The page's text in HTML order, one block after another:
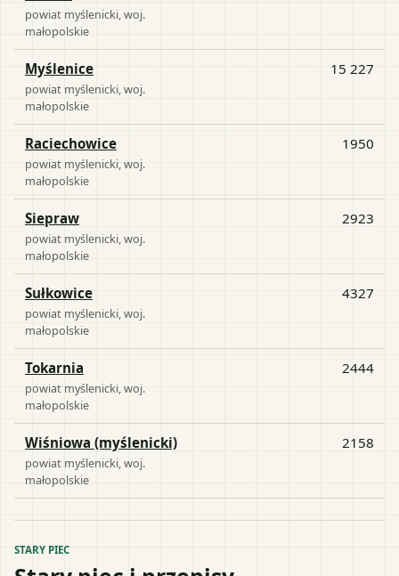
powiat myślenicki , woj.
małopolskie
Myślenice
powiat myślenicki , woj.
małopolskie
15 227
Raciechowice
powiat myślenicki , woj.
małopolskie
1950
Siepraw
powiat myślenicki , woj.
małopolskie
2923
Sułkowice
powiat myślenicki , woj.
małopolskie
4327
Tokarnia
powiat myślenicki , woj.
małopolskie
2444
Wiśniowa (myślenicki)
powiat myślenicki , woj.
małopolskie
2158
STARY PIEC